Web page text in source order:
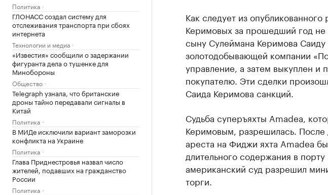
Политика
ГЛОНАСС создал систему для
отслеживания транспорта при сбоях
интернета
Технологии и медиа
«Известия» сообщили о задержании
фигуранта дела о тушенке для
Минобороны
Общество
Telegraph узнала, что британские
дроны тайно передавали сигналы в
Китай
Политика
В МИДе исключили вариант заморозки
конфликта на Украине
Политика
Глава Приднестровья назвал число
жителей, подавших на гражданство
России
Политика
Как следует из
Керимовых за прошедший год
сыну Сулеймана Керимова Саиду
золотодобывающей компании
управление, а затем выкуплен
покупателю. Эти сделки
Саида Керимова санкций.
Судьба суперъяхты Amadea,
Керимовым, разрешилась. После
ареста на Фиджи яхта Amadea
длительного содержания в
американский суд разрешил
торги.